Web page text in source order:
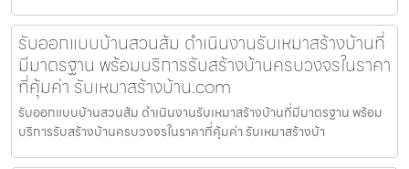
รับออกแบบบ้านสวนส้ม ดำเนินงานรับเหมาสร้างบ้านที่
มีมาตรฐาน พร้อมบริการรับสร้างบ้านครบวงจรในราคา
ที่คุ้มค่า รับเหมาสร้างบ้าน.com
รับออกแบบบ้านสวนส้ม ดำเนินงานรับเหมาสร้างบ้านที่มีมาตรฐาน พร้อม
บริการรับสร้างบ้านครบวงจรในราคาที่คุ้มค่า รับเหมาสร้างบ้า